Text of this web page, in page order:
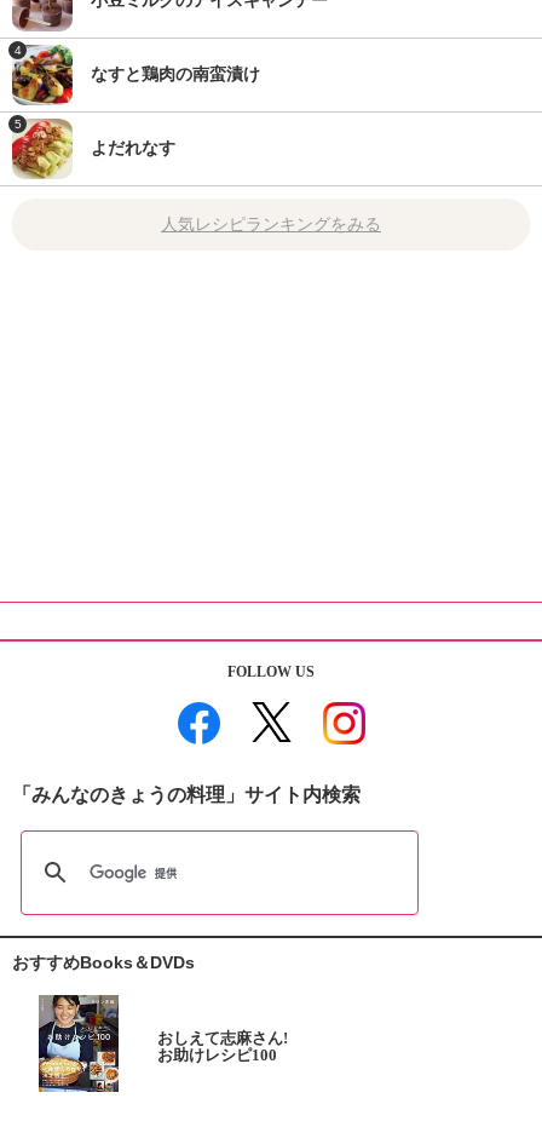
4
なすと鶏肉の南蛮漬け
5
よだれなす
人気レシピランキングをみる
FOLLOW US
「みんなのきょうの料理」サイト内検索
おすすめBooks＆DVDs
おしえて志麻さん!
お助けレシピ100